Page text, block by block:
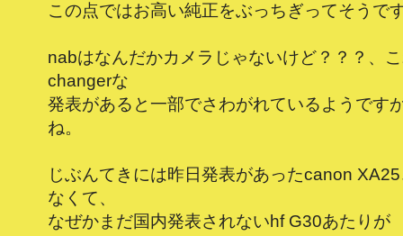
この点ではお高い純正をぶっちぎってそうで
nabはなんだかカメラじゃないけど？？？、
changerな
発表があると一部でさわがれているようです
ね。
じぶんてきには昨日発表があったcanon
なくて、
なぜかまだ国内発表されないhf G30あたりが